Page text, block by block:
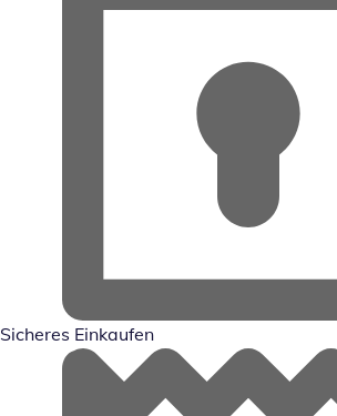
Sicheres Einkaufen